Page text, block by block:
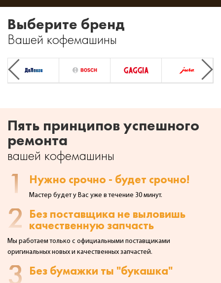
Выберите бренд
Вашей кофемашины
Previous Next
Пять принципов успешного
ремонта
вашей кофемашины
1 Нужно срочно - будет срочно!
Мастер будет у Вас уже в течение 30 минут.
2 Без поставщика не выловишь
качественную запчасть
Мы работаем только с официальными поставщиками
оригинальных новых и качественных запчастей.
3 Без бумажки ты "букашка"